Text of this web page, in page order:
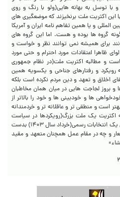
با توسل به بهانه هایی(ولو با رنگ و روی
این اکثریت ملت برنخیزند که موضعگیری های
و یا همین تفاهم نامه ایران و آمریکا
گروه ها بوده و هست. اما این گروه های
برای همیشه نمی توانند نظر و خواست و
ظاهرا اعتقادات مورد احترام و حتی مورد
و مطالبه اکثریت ملت(در نظام جمهوری
رویکرد و رفتارهای جناحی و یکسویه همین
اخلاق و تعهد و دین مردم نکرده است بلکه
بروز لجاجت هایی در میان همان مخاطبان
ها و خودبینی ها و خود را بالاتر از
است و منطقی تر و عاقلانه تر و خردمندانه
یک ملت بزرگ(رویکردها در سیاست
داخلی و سیاست خارحی) که طی برگزاری یک انتخابات رسمی(خرداد سال ۱۴۰۳) بدست
و چه در مقام عمل همچنان متعهد و مقید
۲